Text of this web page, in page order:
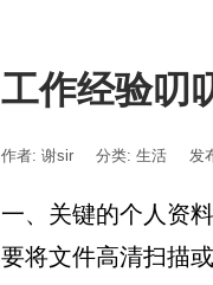
工作经验叨
作者: 谢sir 分类: 生活 发
一、关键的个人资
要将文件高清扫描